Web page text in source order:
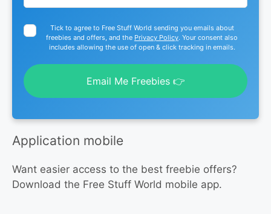
Tick to agree to Free Stuff World sending you emails about
freebies and offers, and the Privacy Policy. Your consent also
includes allowing the use of open & click tracking in emails.
Email Me Freebies 👉
Application mobile
Want easier access to the best freebie offers?
Download the Free Stuff World mobile app.